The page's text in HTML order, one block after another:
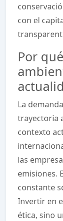
con el
Por
La
trayectoria
contexto
las
emisiones.
constante
Invertir en
ética, sino